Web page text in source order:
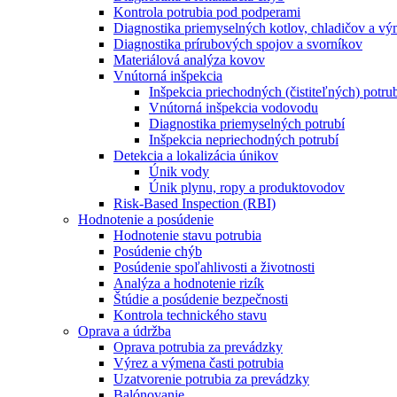
Kontrola potrubia pod podperami
Diagnostika priemyselných kotlov, chladičov a
Diagnostika prírubových spojov a svorníkov
Materiálová analýza kovov
Vnútorná inšpekcia
Inšpekcia priechodných (čistiteľných)
Vnútorná inšpekcia vodovodu
Diagnostika priemyselných potrubí
Inšpekcia nepriechodných potrubí
Detekcia a lokalizácia únikov
Únik vody
Únik plynu, ropy a produktovodov
Risk-Based Inspection (RBI)
Hodnotenie a posúdenie
Hodnotenie stavu potrubia
Posúdenie chýb
Posúdenie spoľahlivosti a životnosti
Analýza a hodnotenie rizík
Štúdie a posúdenie bezpečnosti
Kontrola technického stavu
Oprava a údržba
Oprava potrubia za prevádzky
Výrez a výmena časti potrubia
Uzatvorenie potrubia za prevádzky